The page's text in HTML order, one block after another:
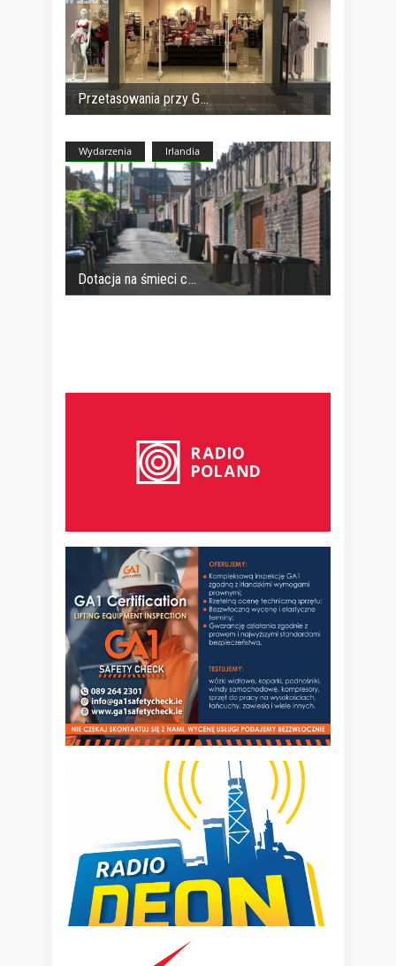
Przetasowania przy G
Wydarzenia Irlandia
Dotacja na śmieci c